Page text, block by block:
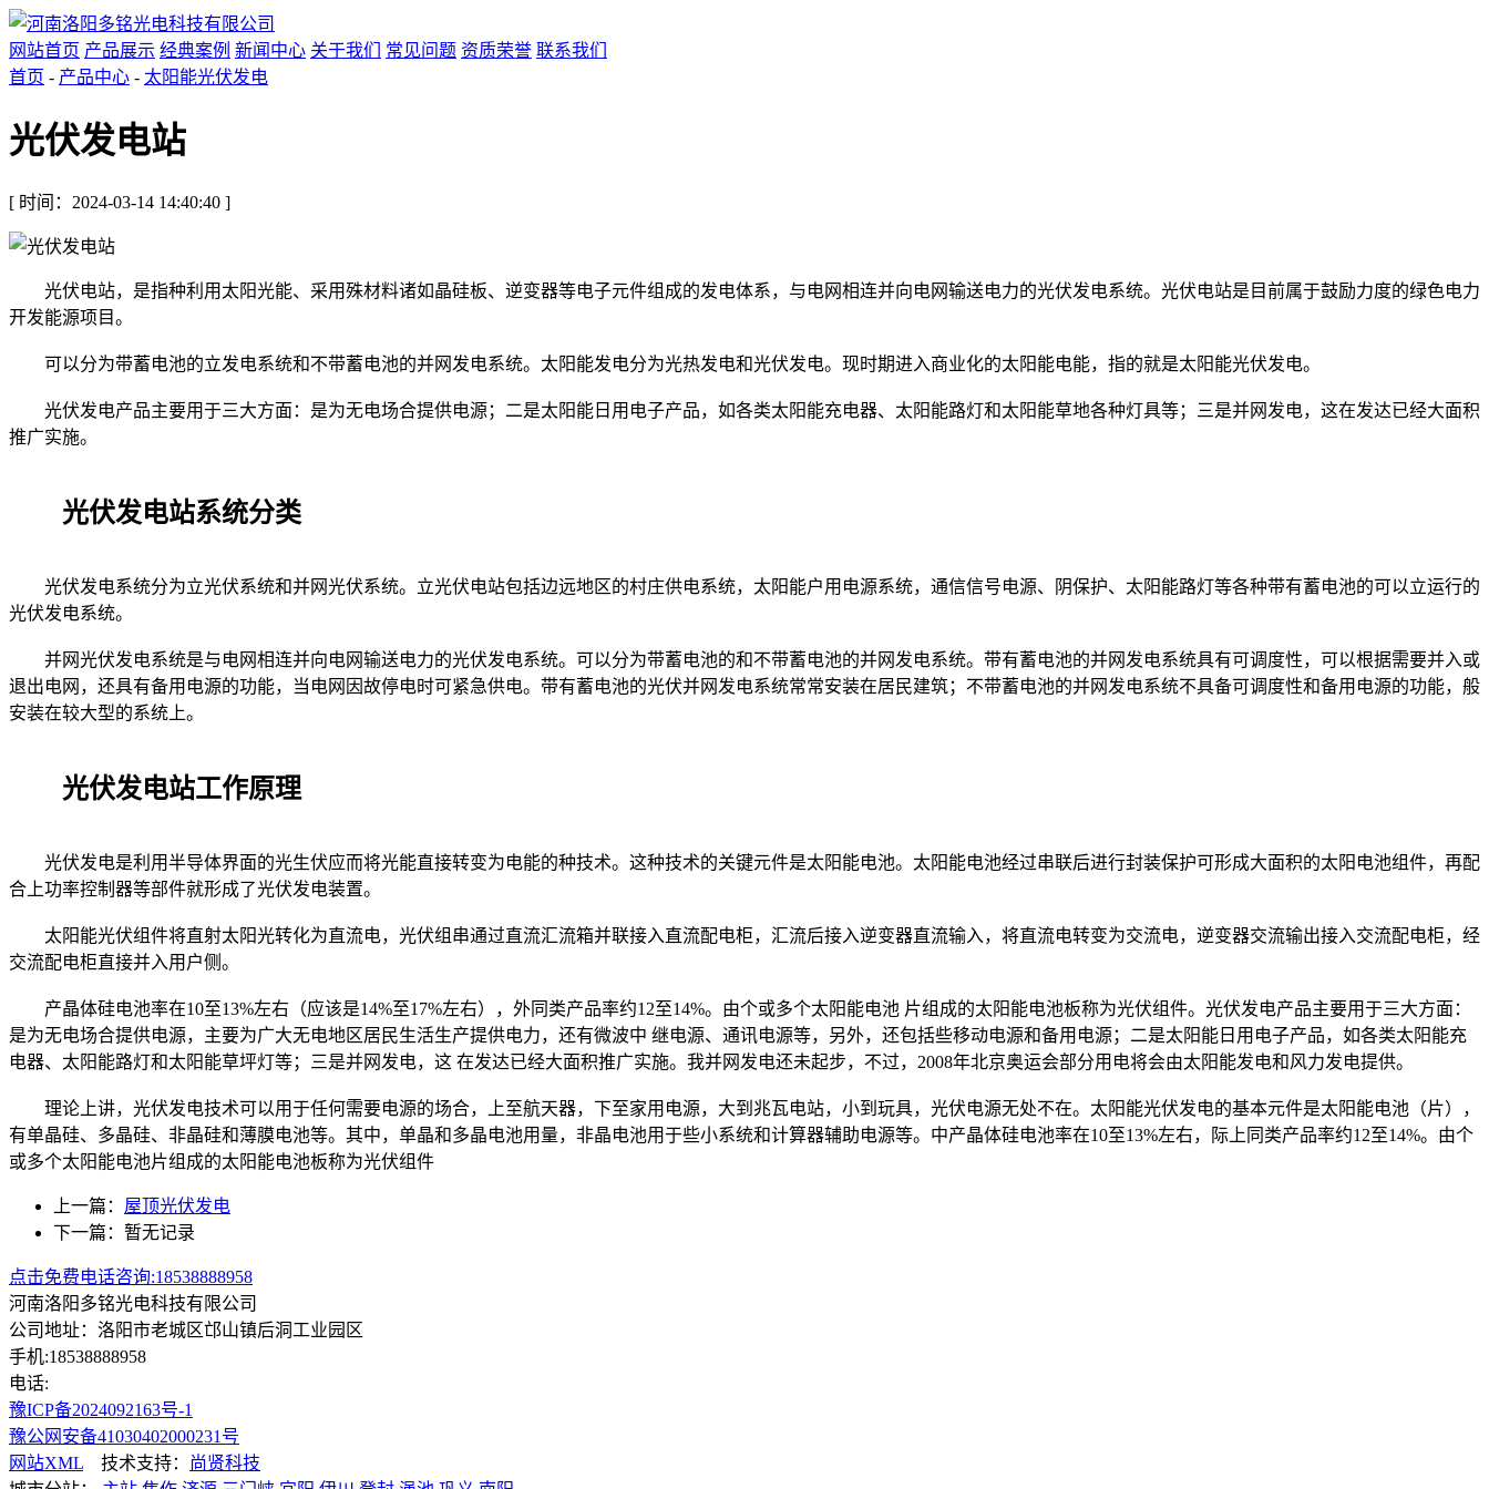
网站首页 产品展示 经典案例 新闻中心 关于我们 常见问题 资质荣誉 联系我们
首页 - 产品中心 - 太阳能光伏发电
光伏发电站
[ 时间：2024-03-14 14:40:40 ]
光伏电站，是指种利用太阳光能、采用殊材料诸如晶硅板、逆变器等电子元件组成的发电体系，与电网相连并向电网输送电力的光伏发电系统。光伏电站是目前属于鼓励力度的绿色电力
开发能源项目。
可以分为带蓄电池的立发电系统和不带蓄电池的并网发电系统。太阳能发电分为光热发电和光伏发电。现时期进入商业化的太阳能电能，指的就是太阳能光伏发电。
光伏发电产品主要用于三大方面：是为无电场合提供电源；二是太阳能日用电子产品，如各类太阳能充电器、太阳能路灯和太阳能草地各种灯具等；三是并网发电，这在发达已经大面积
推广实施。
光伏发电站系统分类
光伏发电系统分为立光伏系统和并网光伏系统。立光伏电站包括边远地区的村庄供电系统，太阳能户用电源系统，通信信号电源、阴保护、太阳能路灯等各种带有蓄电池的可以立运行的
光伏发电系统。
并网光伏发电系统是与电网相连并向电网输送电力的光伏发电系统。可以分为带蓄电池的和不带蓄电池的并网发电系统。带有蓄电池的并网发电系统具有可调度性，可以根据需要并入或
退出电网，还具有备用电源的功能，当电网因故停电时可紧急供电。带有蓄电池的光伏并网发电系统常常安装在居民建筑；不带蓄电池的并网发电系统不具备可调度性和备用电源的功能，般
安装在较大型的系统上。
光伏发电站工作原理
光伏发电是利用半导体界面的光生伏应而将光能直接转变为电能的种技术。这种技术的关键元件是太阳能电池。太阳能电池经过串联后进行封装保护可形成大面积的太阳电池组件，再配
合上功率控制器等部件就形成了光伏发电装置。
太阳能光伏组件将直射太阳光转化为直流电，光伏组串通过直流汇流箱并联接入直流配电柜，汇流后接入逆变器直流输入，将直流电转变为交流电，逆变器交流输出接入交流配电柜，经
交流配电柜直接并入用户侧。
产晶体硅电池率在10至13%左右（应该是14%至17%左右），外同类产品率约12至14%。由个或多个太阳能电池 片组成的太阳能电池板称为光伏组件。光伏发电产品主要用于三大方面：
是为无电场合提供电源，主要为广大无电地区居民生活生产提供电力，还有微波中 继电源、通讯电源等，另外，还包括些移动电源和备用电源；二是太阳能日用电子产品，如各类太阳能充
电器、太阳能路灯和太阳能草坪灯等；三是并网发电，这 在发达已经大面积推广实施。我并网发电还未起步，不过，2008年北京奥运会部分用电将会由太阳能发电和风力发电提供。
理论上讲，光伏发电技术可以用于任何需要电源的场合，上至航天器，下至家用电源，大到兆瓦电站，小到玩具，光伏电源无处不在。太阳能光伏发电的基本元件是太阳能电池（片），
有单晶硅、多晶硅、非晶硅和薄膜电池等。其中，单晶和多晶电池用量，非晶电池用于些小系统和计算器辅助电源等。中产晶体硅电池率在10至13%左右，际上同类产品率约12至14%。由个
或多个太阳能电池片组成的太阳能电池板称为光伏组件
上一篇： 屋顶光伏发电
下一篇：暂无记录
点击免费电话咨询:18538888958
河南洛阳多铭光电科技有限公司
公司地址：洛阳市老城区邙山镇后洞工业园区
手机:18538888958
电话:
豫ICP备2024092163号-1
豫公网安备41030402000231号
网站XML 技术支持：
尚贤科技